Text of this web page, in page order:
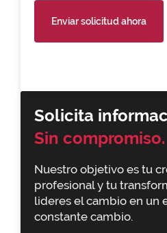
Solicita
Sin compromiso.
Nuestro objetivo es tu
profesional y tu
lideres el cambio en un
constante cambio.
Enviar solicitud ahora